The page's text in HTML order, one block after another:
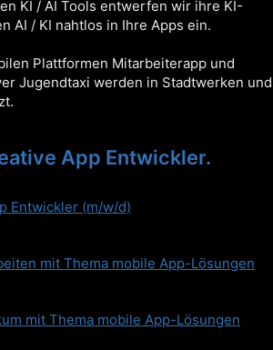
KI / AI Tools entwerfen wir ihre KI-
AI / KI nahtlos in Ihre Apps ein.
Plattformen Mitarbeiterapp und
Jugendtaxi werden in Stadtwerken und
App Entwickler.
Entwickler (m/w/d)
mit Thema mobile App-Lösungen
mit Thema mobile App-Lösungen